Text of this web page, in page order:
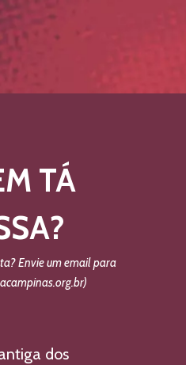
TÁ
Envie um email para
dos